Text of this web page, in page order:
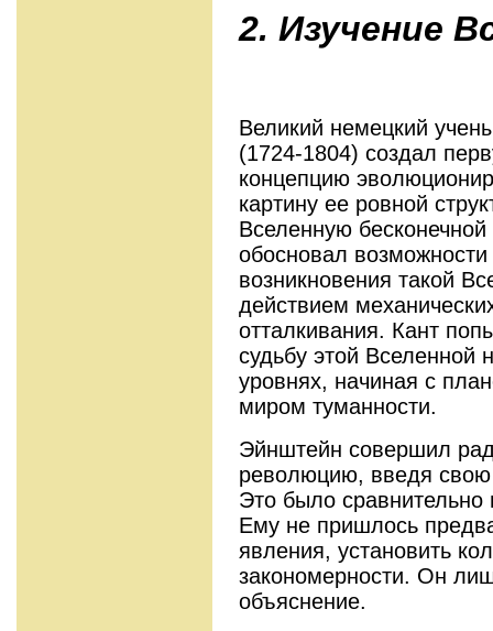
2. Изучение
Великий немецкий
(1724-1804) создал
концепцию
картину ее ровной
Вселенную
обосновал
возникновения такой
действием
отталкивания. Кант
судьбу этой Вселенной
уровнях, начиная с
миром туманности.
Эйнштейн совершил
революцию, введя свою
Это было сравнительно
Ему не пришлось
явления, установить
закономерности. Он
объяснение.